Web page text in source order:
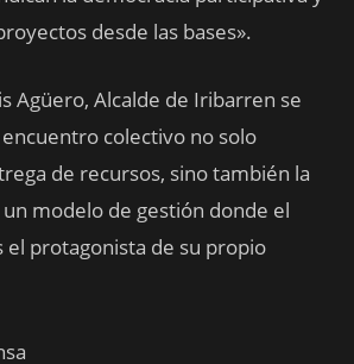
desde las bases».
Agüero, Alcalde de Iribarren se
colectivo no solo
de recursos, sino también la
modelo de gestión donde el
el protagonista de su propio